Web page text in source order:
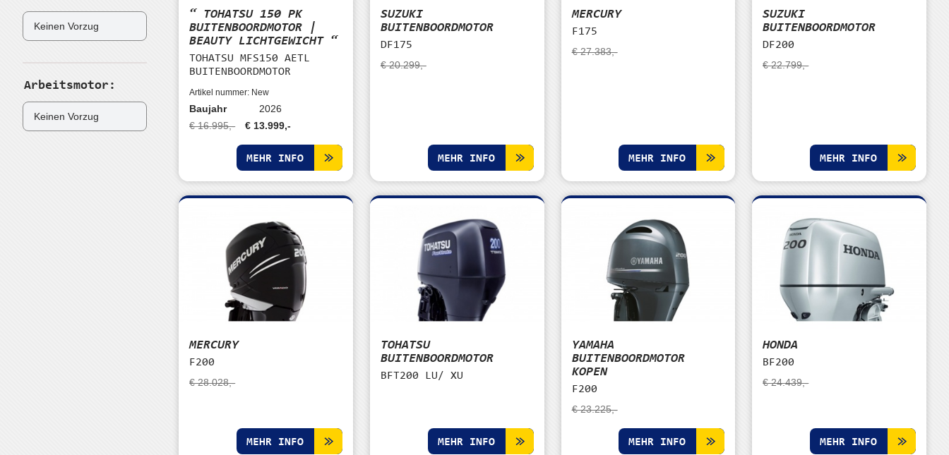
Arbeitsmotor:
“ TOHATSU 150 PK
BUITENBOORDMOTOR |
BEAUTY LICHTGEWICHT “
TOHATSU MFS150 AETL
BUITENBOORDMOTOR
Artikel nummer: New
Baujahr
2026
€ 16.995,-
€ 13.999,-
MEHR INFO
SUZUKI
BUITENBOORDMOTOR
DF175
€ 20.299,-
MEHR INFO
MERCURY
F175
€ 27.383,-
MEHR INFO
SUZUKI
BUITENBOORDMOTOR
DF200
€ 22.799,-
MEHR INFO
MERCURY
F200
€ 28.028,-
MEHR INFO
TOHATSU
BUITENBOORDMOTOR
BFT200 LU/ XU
MEHR INFO
YAMAHA
BUITENBOORDMOTOR
KOPEN
F200
€ 23.225,-
MEHR INFO
HONDA
BF200
€ 24.439,-
MEHR INFO